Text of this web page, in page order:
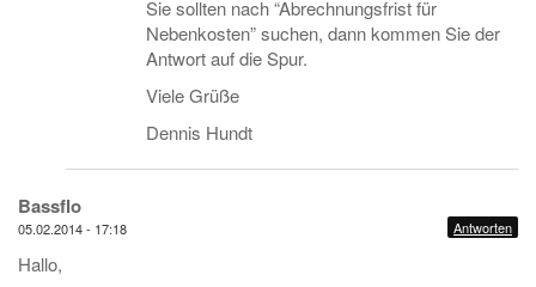
Sie sollten nach “Abrechnungsfrist für
Nebenkosten” suchen, dann kommen Sie der
Antwort auf die Spur.
Viele Grüße
Dennis Hundt
Bassflo
05.02.2014 - 17:18 Antworten
Hallo,